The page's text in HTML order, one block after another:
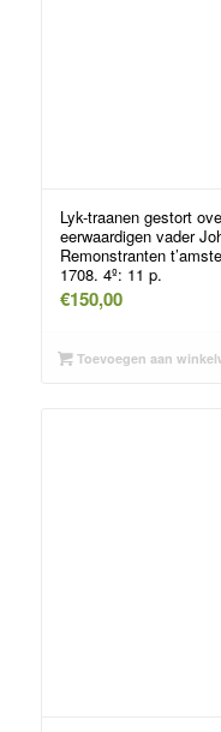
Lyk-traanen gestort
eerwaardigen vader
Remonstranten
1708. 4º: 11 p.
€150,00
Toevoegen aan